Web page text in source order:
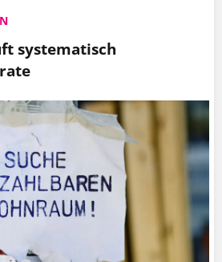
systematisch